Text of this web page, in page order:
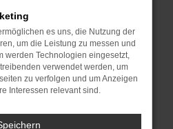
zu verkaufen und
demonstrieren. Nach
Fahrten werden die
3er Reihe
und gelangen
Qualität hat unter
naturgemäß nicht
es uns, die Nutzung der
um die Leistung zu messen und
werden Technologien eingesetzt,
verwendet werden, um
zu verfolgen und um Anzeigen
Interessen relevant sind.